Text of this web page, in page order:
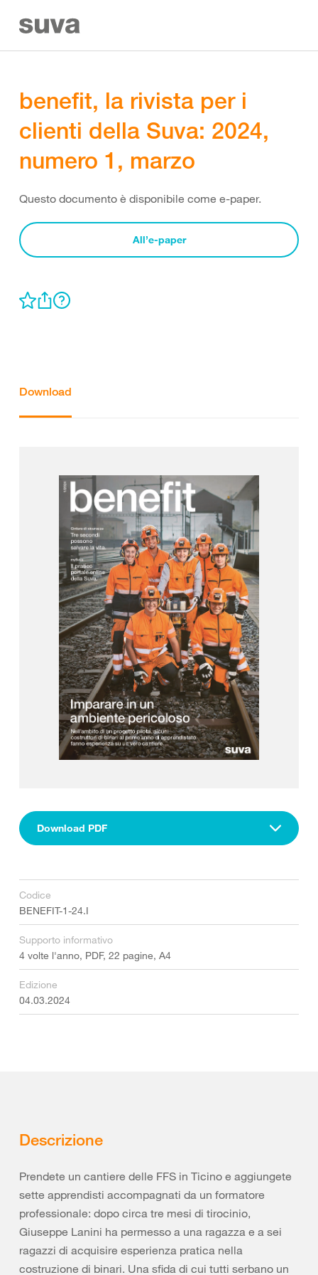
benefit, la rivista per i
clienti della Suva: 2024,
numero 1, marzo
Questo documento è disponibile come e-paper.
All’e-paper
Download
Download PDF
Codice
BENEFIT-1-24.I
Supporto informativo
4 volte l'anno, PDF, 22 pagine, A4
Edizione
04.03.2024
Descrizione
Prendete un cantiere delle FFS in Ticino e aggiungete
sette apprendisti accompagnati da un formatore
professionale: dopo circa tre mesi di tirocinio,
Giuseppe Lanini ha permesso a una ragazza e a sei
ragazzi di acquisire esperienza pratica nella
costruzione di binari. Una sfida di cui tutti serbano un